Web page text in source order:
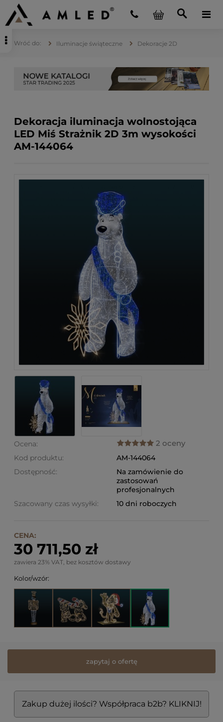
Iluminacje świąteczne Dekoracje 2D
Dekoracja iluminacja wolnostojąca
LED Miś Strażnik 2D 3m wysokości
AM-144064
Ocena: 2 oceny
Kod produktu:
AM-144064
Dostępność:
Na zamówienie do
zastosowań
profesjonalnych
Szacowany czas wysyłki:
10 dni roboczych
CENA:
30 711,50 zł
zawiera 23% VAT, bez kosztów dostawy
Kolor/wzór:
zapytaj o ofertę
Zakup dużej ilości? Współpraca b2b? KLIKNIJ!